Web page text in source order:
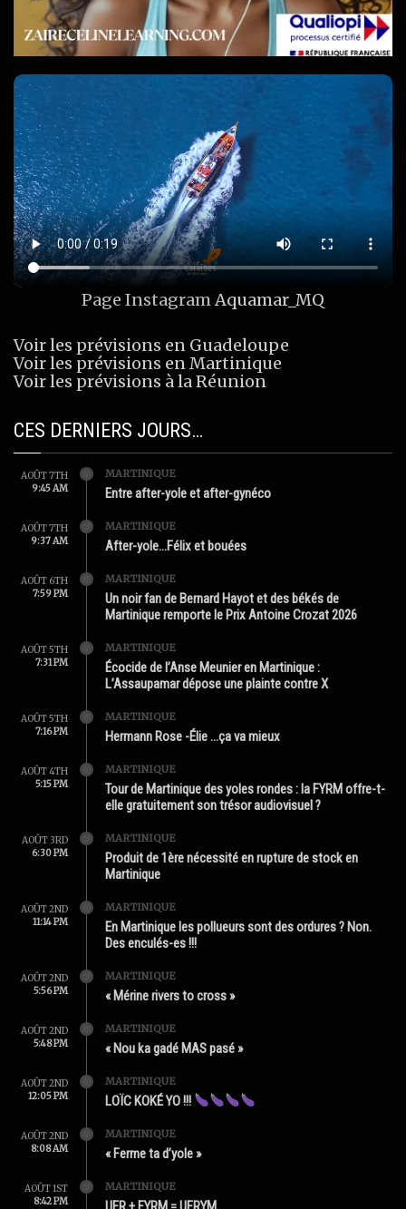
Page InstagramAquamar_MQ
Voir les prévisions en Guadeloupe
Voir les prévisions en Martinique
Voir les prévisions à la Réunion
CES DERNIERS JOURS…
AOÛT 7TH
9:45 AM
MARTINIQUE
Entre after-yole et after-gynéco
AOÛT 7TH
9:37 AM
MARTINIQUE
After-yole…Félix et bouées
AOÛT 6TH
7:59 PM
MARTINIQUE
Un noir fan de Bernard Hayot et des békés de
Martinique remporte le Prix Antoine Crozat 2026
AOÛT 5TH
7:31 PM
MARTINIQUE
Écocide de l’Anse Meunier en Martinique :
L’Assaupamar dépose une plainte contre X
AOÛT 5TH
7:16 PM
MARTINIQUE
Hermann Rose -Élie …ça va mieux
AOÛT 4TH
5:15 PM
MARTINIQUE
Tour de Martinique des yoles rondes : la FYRM offre-t-
elle gratuitement son trésor audiovisuel ?
AOÛT 3RD
6:30 PM
MARTINIQUE
Produit de 1ère nécessité en rupture de stock en
Martinique
AOÛT 2ND
11:14 PM
MARTINIQUE
En Martinique les pollueurs sont des ordures ? Non.
Des enculés-es !!!
AOÛT 2ND
5:56 PM
MARTINIQUE
« Mérine rivers to cross »
AOÛT 2ND
5:48 PM
MARTINIQUE
« Nou ka gadé MAS pasé »
AOÛT 2ND
12:05 PM
MARTINIQUE
LOÏC KOKÉ YO !!!
AOÛT 2ND
8:08 AM
MARTINIQUE
« Ferme ta d’yole »
AOÛT 1ST
8:42 PM
MARTINIQUE